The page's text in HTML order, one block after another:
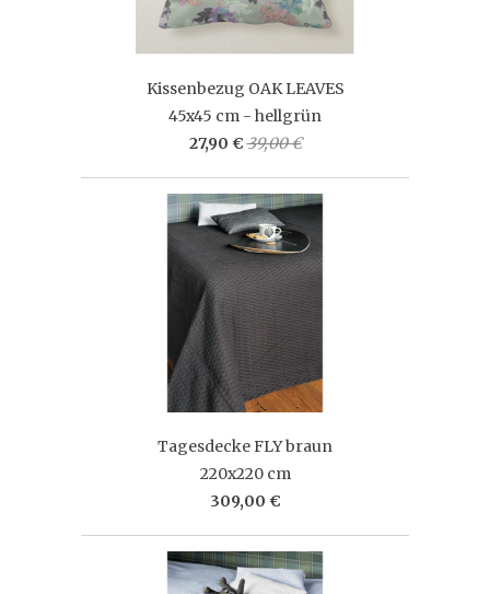
Kissenbezug OAK LEAVES
45x45 cm - hellgrün
27,90 €39,00 €
Tagesdecke FLY braun
220x220 cm
309,00 €